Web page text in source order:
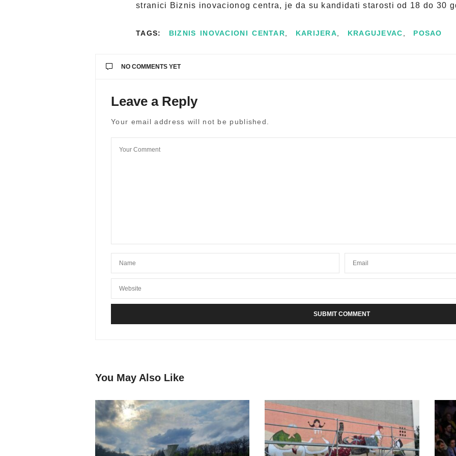
stranici Biznis inovacionog centra, je da su kandidati starosti od 18 do 30
TAGS: BIZNIS INOVACIONI CENTAR KARIJERA KRAGUJEVAC POSAO
NO COMMENTS YET
Leave a Reply
Your email address will not be published.
You May Also Like